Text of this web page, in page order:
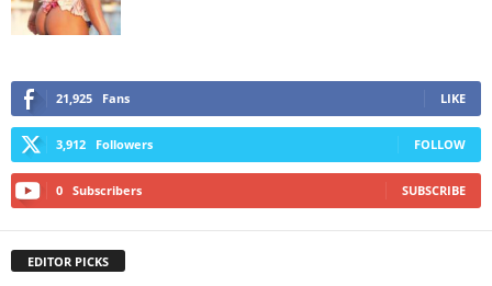
21,925 Fans LIKE
3,912 Followers FOLLOW
0 Subscribers SUBSCRIBE
EDITOR PICKS